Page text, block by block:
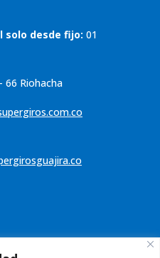
solo desde fijo: 01
66 Riohacha